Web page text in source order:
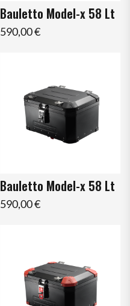
Bauletto Model-x 58 Lt
590,00 €
Bauletto Model-x 58 Lt
590,00 €